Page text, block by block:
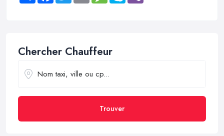
Chercher Chauffeur
Trouver